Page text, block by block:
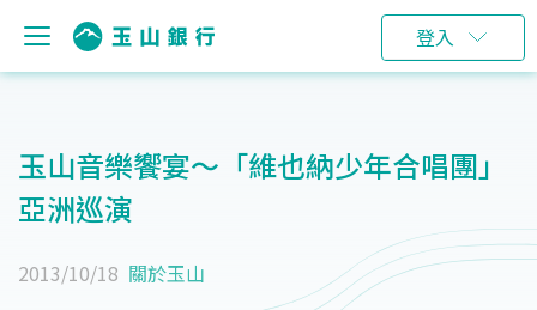
登入
玉山音樂饗宴～「維也納少年合唱團」
亞洲巡演
2013/10/18 關於玉山